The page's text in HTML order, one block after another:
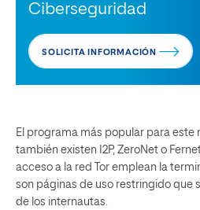
Ciberseguridad
SOLICITA INFORMACIÓN
El programa más popular para este
también existen I2P, ZeroNet o
acceso a la red Tor emplean la
son páginas de uso restringido que
de los internautas.